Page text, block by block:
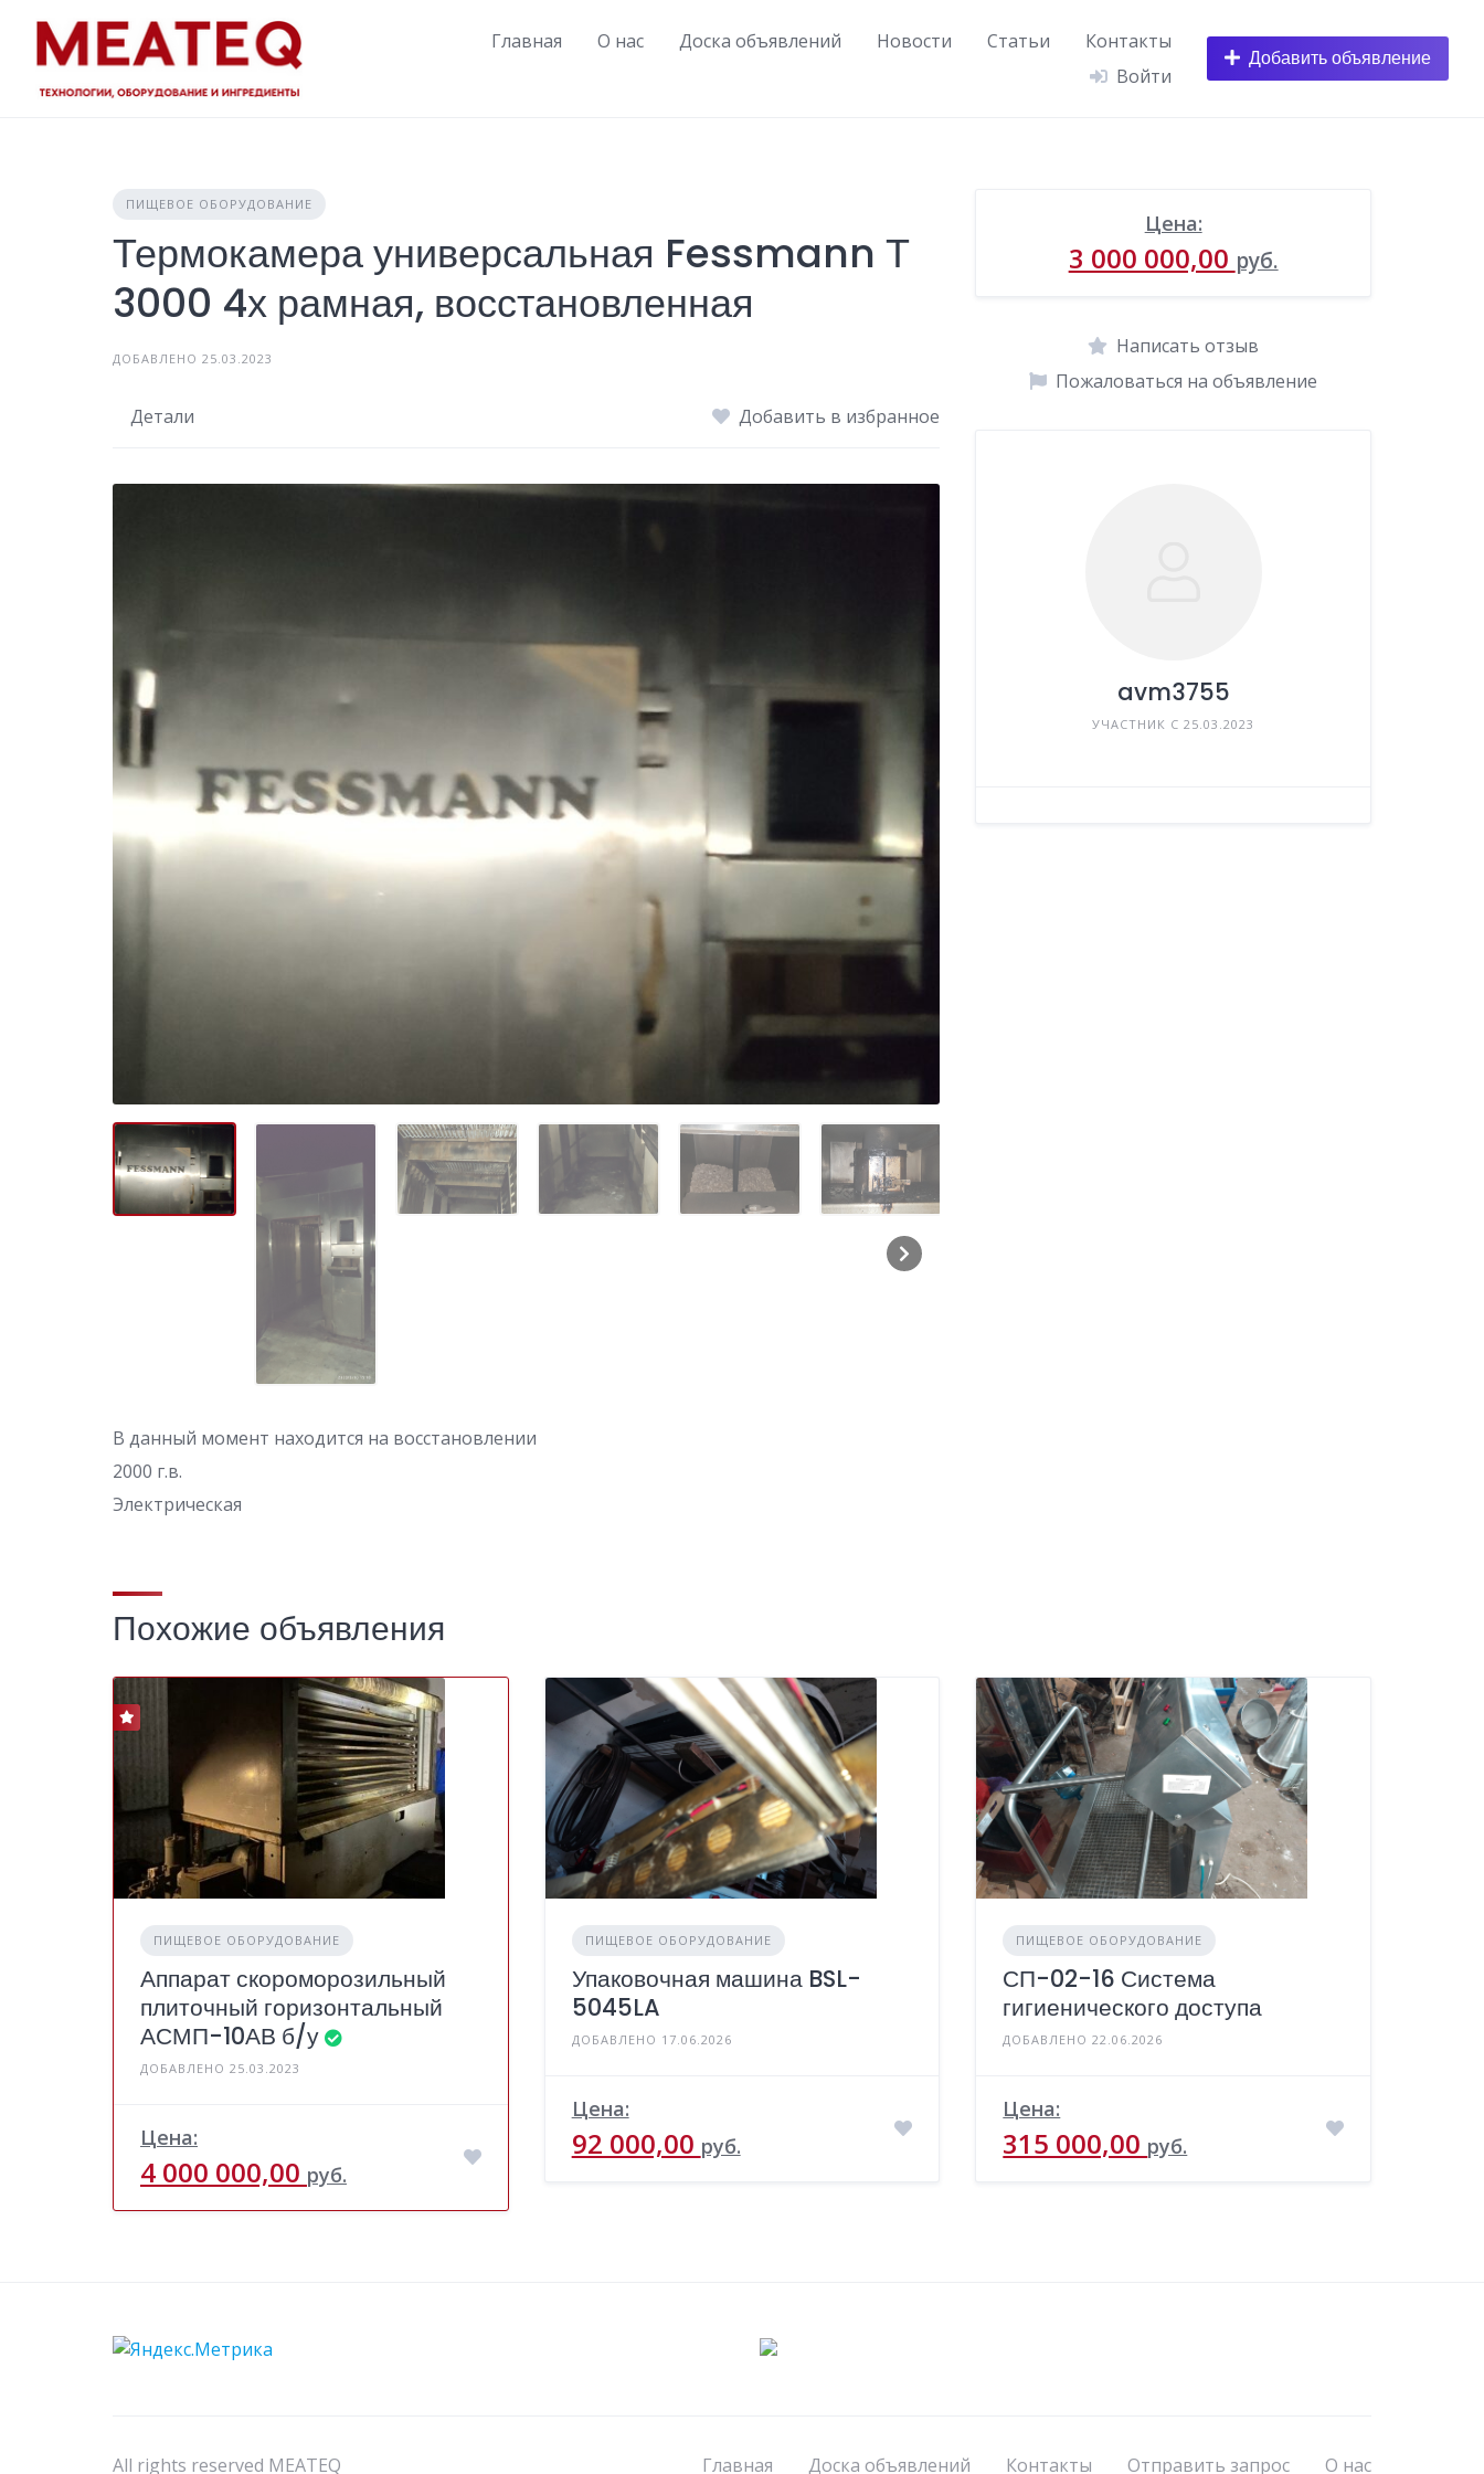
content
Главная О нас Доска объявлений Новости Статьи
Контакты
Войти
Добавить объявление
ПИЩЕВОЕ ОБОРУДОВАНИЕ
Термокамера универсальная Fessmann Т
3000 4х рамная, восстановленная
ДОБАВЛЕНО 25.03.2023
Детали Добавить в избранное
В данный момент находится на восстановлении
2000 г.в.
Электрическая
Цена:
3 000 000,00 руб.
Написать отзыв
Пожаловаться на объявление
avm3755
УЧАСТНИК С 25.03.2023
Похожие объявления
ПИЩЕВОЕ ОБОРУДОВАНИЕ
Аппарат скороморозильный
плиточный горизонтальный
АСМП-10АВ б/у
ДОБАВЛЕНО 25.03.2023
Цена:
4 000 000,00 руб.
ПИЩЕВОЕ ОБОРУДОВАНИЕ
Упаковочная машина BSL-
5045LA
ДОБАВЛЕНО 17.06.2026
Цена:
92 000,00 руб.
ПИЩЕВОЕ ОБОРУДОВАНИЕ
СП-02-16 Система
гигиенического доступа
ДОБАВЛЕНО 22.06.2026
Цена:
315 000,00 руб.
All rights reserved MEATEQ Главная Доска объявлений Контакты Отправить запрос О нас